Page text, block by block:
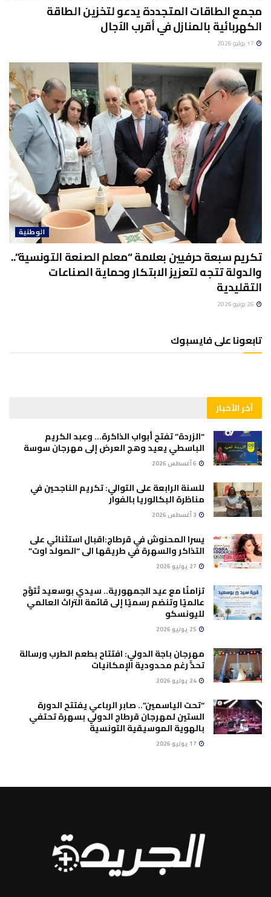
مجمع الطاقات المتجددة يدعو لتخزين الطاقة
الكهربائية بالمنازل في أقرب الآجال
الوطنية
تكريم سبعة حرفيين بعلامة “معلم الصنعة التونسية”..
والدولة تتجه لتعزيز الابتكار وحماية الصناعات
التقليدية
تابعونا على فايسبوك
آخر الأخبار
“الزردة” تفتح أبواب الذاكرة… وعبد الكريم
الباسطي يعيد وهج العرض إلى مهرجان سوسة
للسنة الرابعة على التوالي: تكريم الناجحين في
مناظرة البكالوريا بالفوار
يسرا المحنوش في قرطاج:اقبال استثنائي على
التذاكر والسهرة في طريقها الى “الصولد اوت”
تزامنًا مع عيد الجمهورية.. سيدي بوسعيد تُتوَّج
عالميًا وتنضم رسميًا إلى قائمة التراث العالمي
لليونسكو
مهرجان باجة الدولي: افتتاح بطعم الطرب ورسالة
تحدٍّ رغم محدودية الإمكانيات
“تحت الياسمين”.. صابر الرباعي يفتتح الدورة
الستين لمهرجان قرطاج الدولي بسهرة تحتفي
بالهوية الموسيقية التونسية